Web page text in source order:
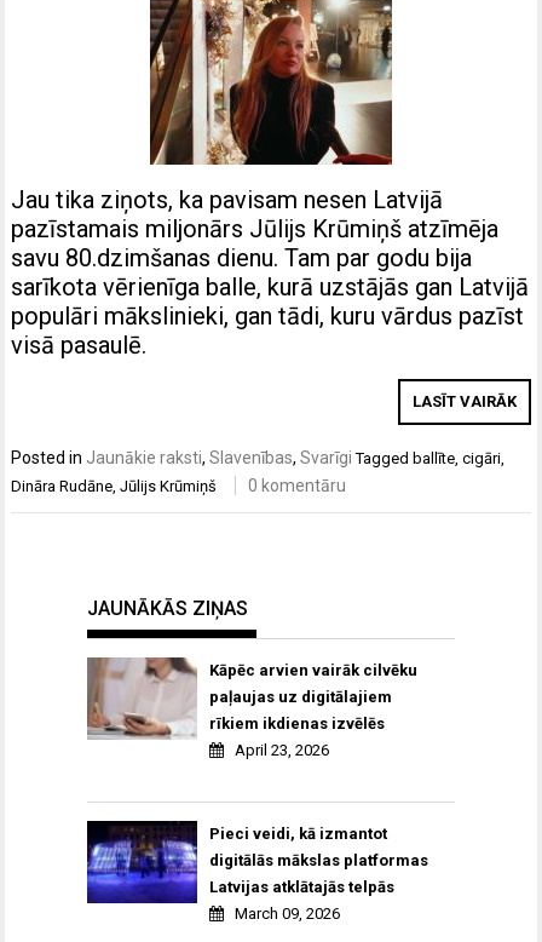
Jau tika ziņots, ka pavisam nesen Latvijā
pazīstamais miljonārs Jūlijs Krūmiņš atzīmēja
savu 80.dzimšanas dienu. Tam par godu bija
sarīkota vērienīga balle, kurā uzstājās gan Latvijā
populāri mākslinieki, gan tādi, kuru vārdus pazīst
visā pasaulē.
LASĪT VAIRĀK
Posted in Jaunākie raksti,Slavenības,Svarīgi Tagged ballīte,cigāri,
Dināra Rudāne,Jūlijs Krūmiņš 0 komentāru
JAUNĀKĀS ZIŅAS
Kāpēc arvien vairāk cilvēku
paļaujas uz digitālajiem
rīkiem ikdienas izvēlēs
April 23, 2026
Pieci veidi, kā izmantot
digitālās mākslas platformas
Latvijas atklātajās telpās
March 09, 2026